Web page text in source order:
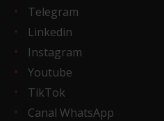
Telegram
Linkedin
Instagram
Youtube
TikTok
Canal WhatsApp